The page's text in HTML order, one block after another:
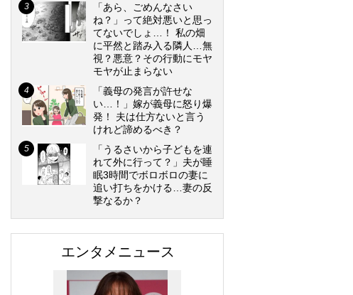
「あら、ごめんなさい
ね？」って絶対悪いと思っ
てないでしょ…！ 私の畑
に平然と踏み入る隣人…無
視？悪意？その行動にモヤ
モヤが止まらない
「義母の発言が許せな
い…！」嫁が義母に怒り爆
発！ 夫は仕方ないと言う
けれど諦めるべき？
「うるさいから子どもを連
れて外に行って？」夫が睡
眠3時間でボロボロの妻に
追い打ちをかける…妻の反
撃なるか？
エンタメニュース